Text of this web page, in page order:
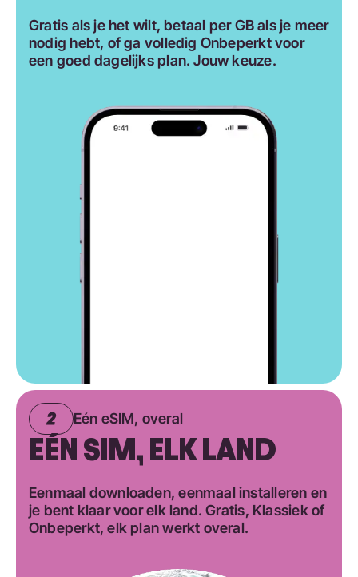
Gratis als je het wilt, betaal per GB als je meer
nodig hebt, of ga volledig Onbeperkt voor
een goed dagelijks plan. Jouw keuze.
Eén eSIM, overal
EÉN SIM, ELK LAND
Eenmaal downloaden, eenmaal installeren en
je bent klaar voor elk land. Gratis, Klassiek of
Onbeperkt, elk plan werkt overal.